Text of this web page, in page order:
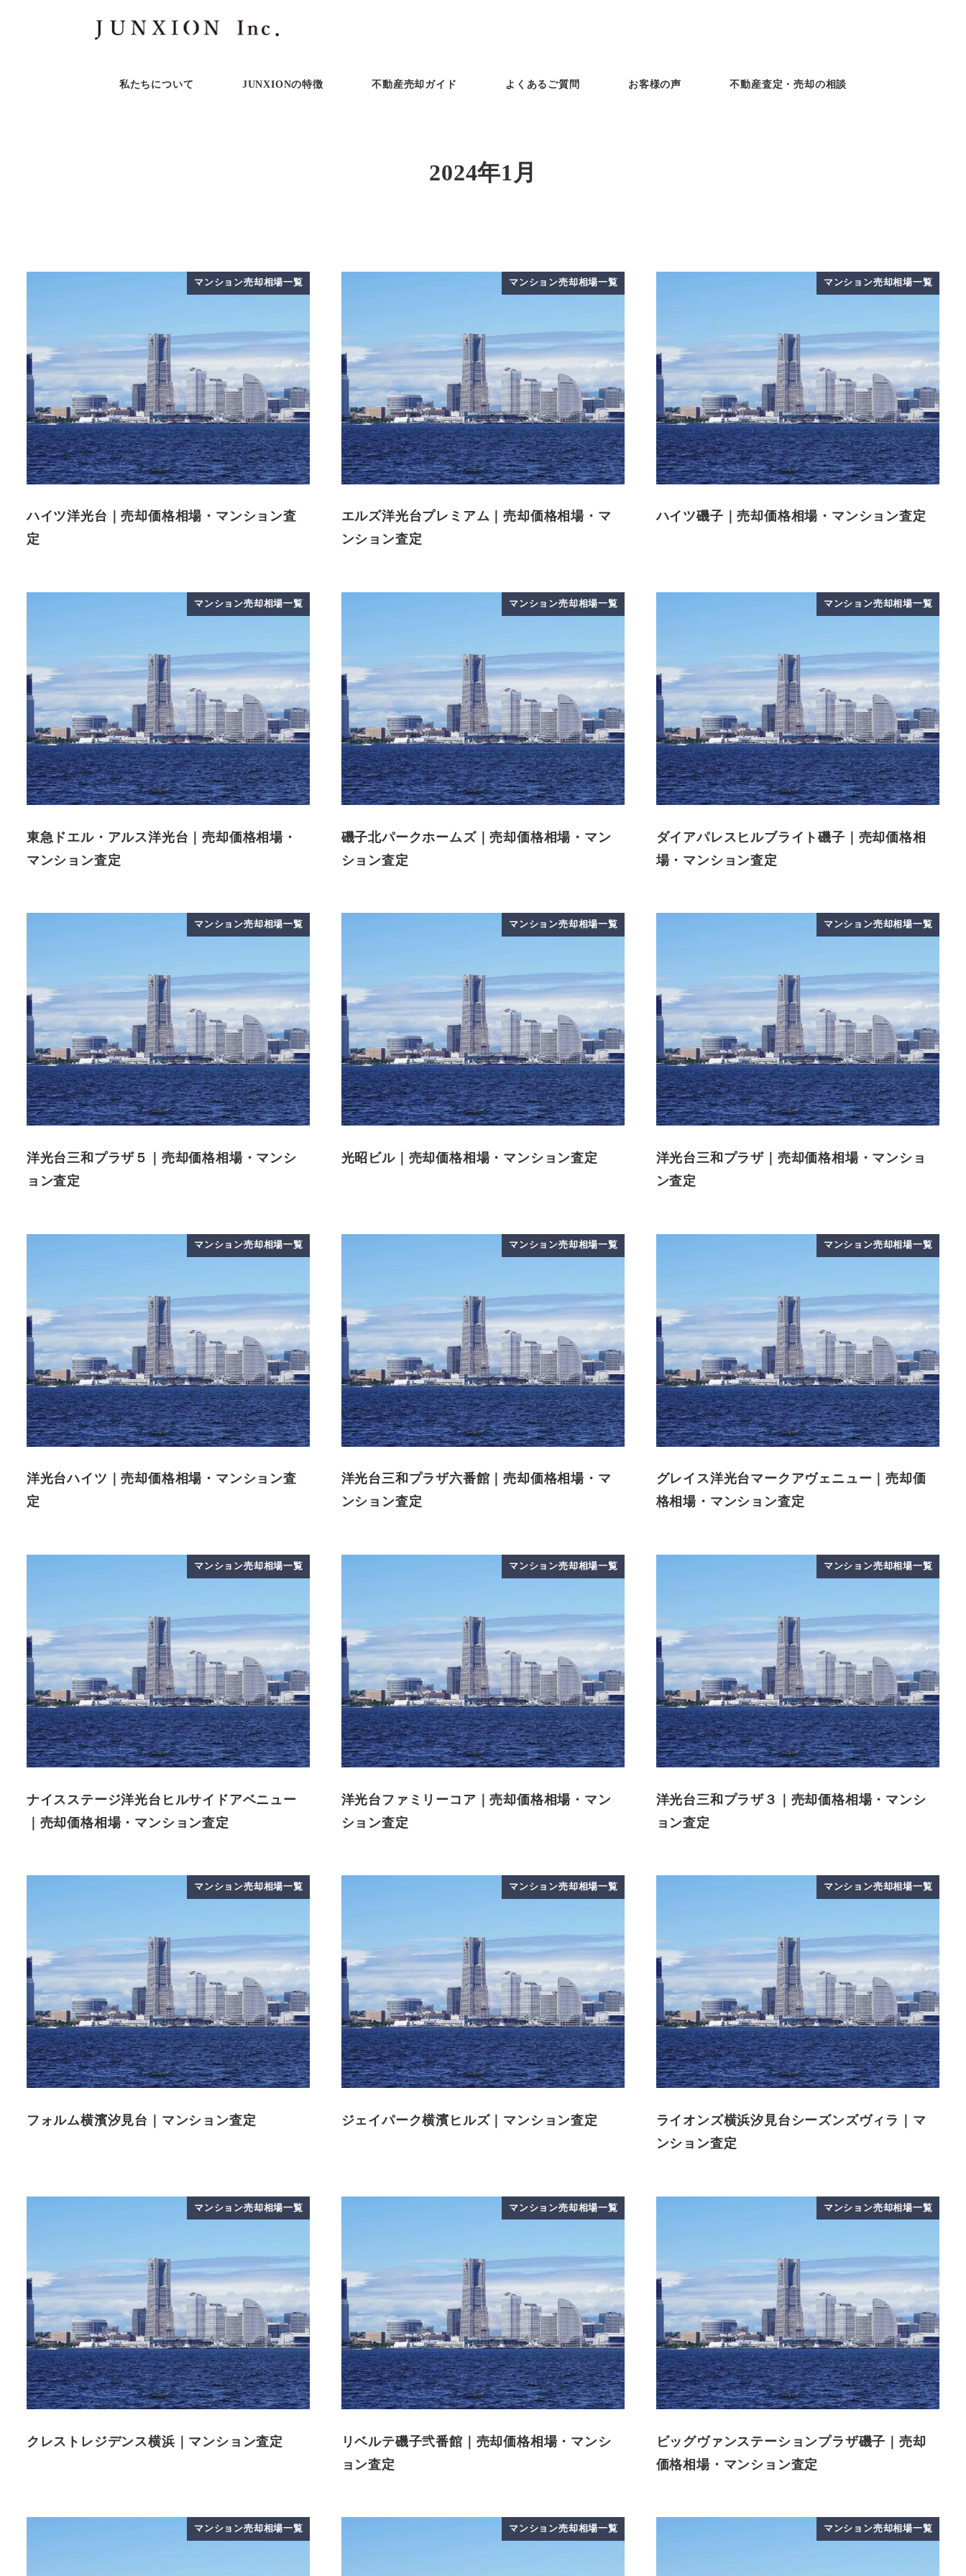
私たちについて JUNXIONの特徴 不動産売却ガイド よくあるご質問 お客様の声 不動産査定・売却の相談
2024年1月
マンション売却相場一覧
ハイツ洋光台｜売却価格相場・マンション査
定
マンション売却相場一覧
エルズ洋光台プレミアム｜売却価格相場・マ
ンション査定
マンション売却相場一覧
ハイツ磯子｜売却価格相場・マンション査定
マンション売却相場一覧
東急ドエル・アルス洋光台｜売却価格相場・
マンション査定
マンション売却相場一覧
磯子北パークホームズ｜売却価格相場・マン
ション査定
マンション売却相場一覧
ダイアパレスヒルブライト磯子｜売却価格相
場・マンション査定
マンション売却相場一覧
洋光台三和プラザ５｜売却価格相場・マンシ
ョン査定
マンション売却相場一覧
光昭ビル｜売却価格相場・マンション査定
マンション売却相場一覧
洋光台三和プラザ｜売却価格相場・マンショ
ン査定
マンション売却相場一覧
洋光台ハイツ｜売却価格相場・マンション査
定
マンション売却相場一覧
洋光台三和プラザ六番館｜売却価格相場・マ
ンション査定
マンション売却相場一覧
グレイス洋光台マークアヴェニュー｜売却価
格相場・マンション査定
マンション売却相場一覧
ナイスステージ洋光台ヒルサイドアベニュー
｜売却価格相場・マンション査定
マンション売却相場一覧
洋光台ファミリーコア｜売却価格相場・マン
ション査定
マンション売却相場一覧
洋光台三和プラザ３｜売却価格相場・マンシ
ョン査定
マンション売却相場一覧
フォルム横濱汐見台｜マンション査定
マンション売却相場一覧
ジェイパーク横濱ヒルズ｜マンション査定
マンション売却相場一覧
ライオンズ横浜汐見台シーズンズヴィラ｜マ
ンション査定
マンション売却相場一覧
クレストレジデンス横浜｜マンション査定
マンション売却相場一覧
リベルテ磯子弐番館｜売却価格相場・マンシ
ョン査定
マンション売却相場一覧
ビッグヴァンステーションプラザ磯子｜売却
価格相場・マンション査定
マンション売却相場一覧 マンション売却相場一覧 マンション売却相場一覧